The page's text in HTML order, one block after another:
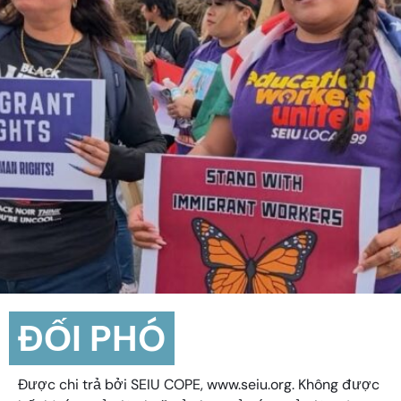
ĐỐI PHÓ
Được chi trả bởi SEIU COPE, www.seiu.org. Không được